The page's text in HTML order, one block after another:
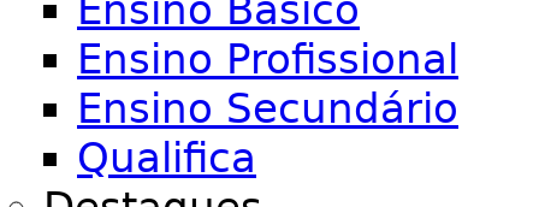
Ensino Básico
Ensino Profissional
Ensino Secundário
Qualifica